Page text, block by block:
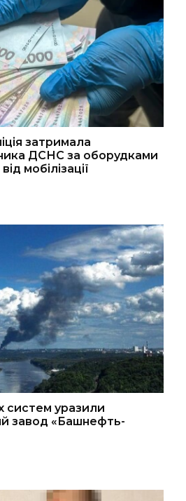
затримала
ДСНС за оборудками
мобілізації
систем уразили
завод «Башнефть-